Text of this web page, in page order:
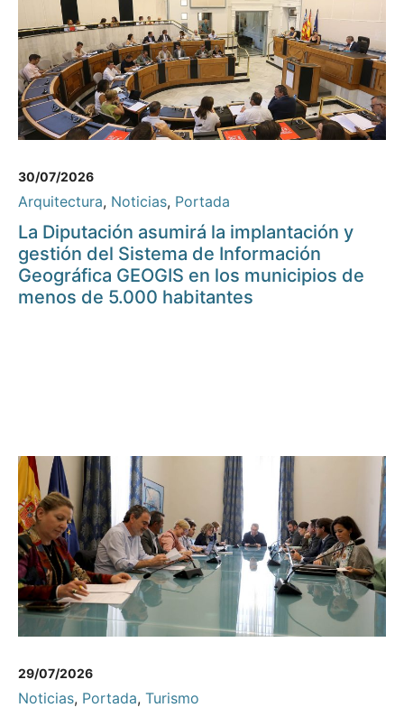
30/07/2026
Arquitectura, Noticias, Portada
La Diputación asumirá la implantación y
gestión del Sistema de Información
Geográfica GEOGIS en los municipios de
menos de 5.000 habitantes
29/07/2026
Noticias, Portada, Turismo